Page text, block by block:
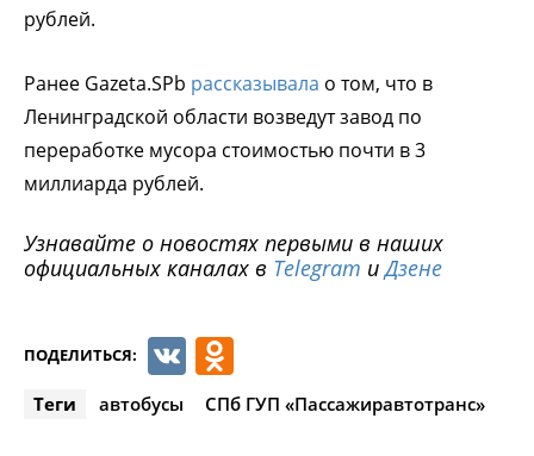
рублей.
Ранее Gazeta.SPb рассказывала о том, что в
Ленинградской области возведут завод по
переработке мусора стоимостью почти в 3
миллиарда рублей.
Узнавайте о новостях первыми в наших
официальных каналах в Telegram иДзене
ПОДЕЛИТЬСЯ: VK
Теги автобусы СПб ГУП «Пассажиравтотранс»